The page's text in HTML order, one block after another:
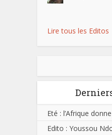
Lire tous les Editos
Eté : l’Afrique
Edito : Youssou